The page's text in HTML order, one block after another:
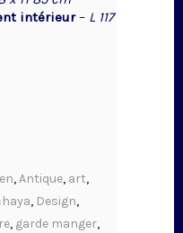
intérieur– L 117
,Antique, art,
, Design,
, garde manger,